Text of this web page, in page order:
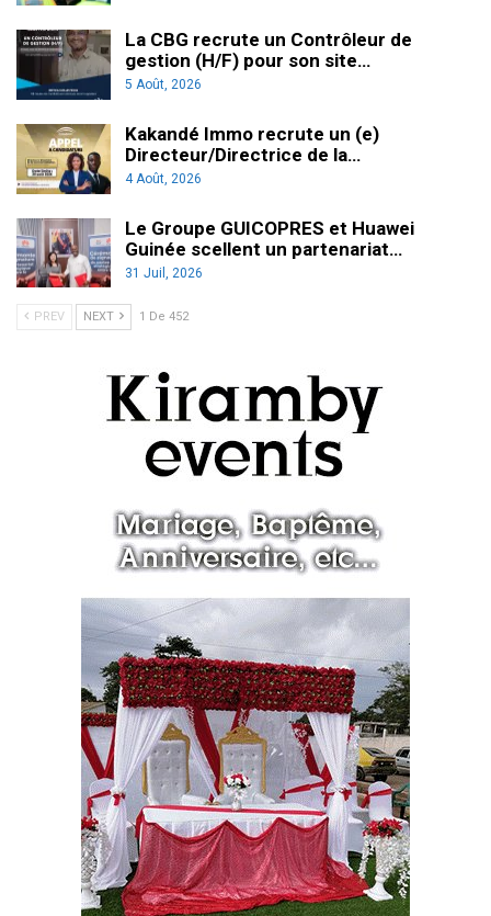
La CBG recrute un Contrôleur de
gestion (H/F) pour son site…
5 Août, 2026
Kakandé Immo recrute un (e)
Directeur/Directrice de la…
4 Août, 2026
Le Groupe GUICOPRES et Huawei
Guinée scellent un partenariat…
31 Juil, 2026
PREV NEXT 1 De 452